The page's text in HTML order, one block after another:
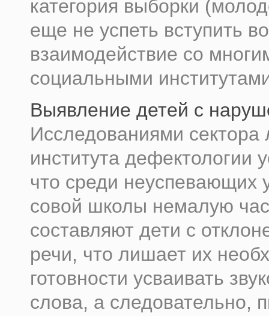
категория выборки
еще не успеть вступить во
взаимодействие со
социальными
Выявление детей с
Исследованиями сектора
института дефекто­логии
что среди
совой школы немалую
составляют дети с
речи, что лишает их
готовности усваивать
слова, а следовательно,